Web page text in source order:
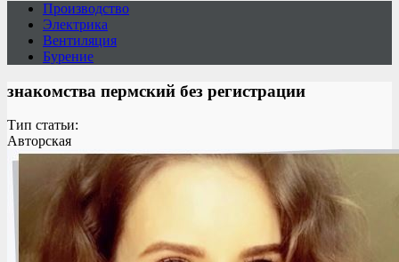
Производство
Электрика
Вентиляция
Бурение
знакомства пермский без регистрации
Тип статьи:
Авторская